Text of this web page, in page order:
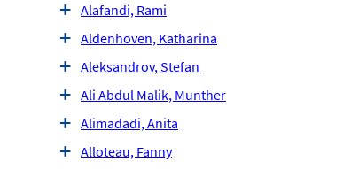
Alafandi, Rami
Aldenhoven, Katharina
Aleksandrov, Stefan
Ali Abdul Malik, Munther
Alimadadi, Anita
Alloteau, Fanny